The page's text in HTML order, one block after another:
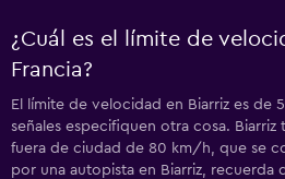
¿Cuál es el límite de
Francia?
El límite de velocidad en Biarriz es de
señales especifiquen otra cosa.
fuera de ciudad de 80 km/h, que se
por una autopista en Biarriz, recuerda